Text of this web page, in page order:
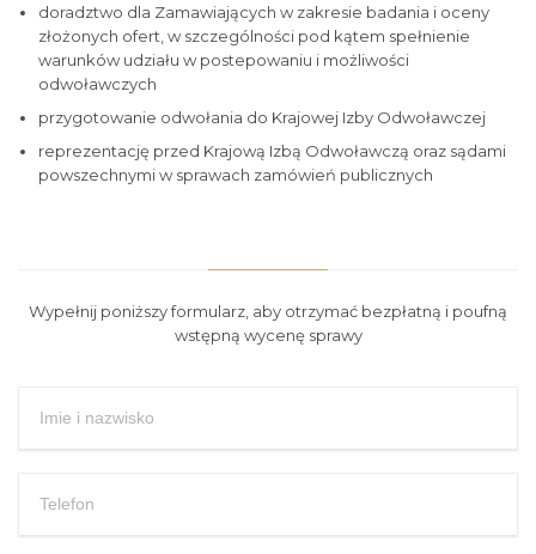
doradztwo dla Zamawiających w zakresie badania i oceny
złożonych ofert, w szczególności pod kątem spełnienie
warunków udziału w postepowaniu i możliwości
odwoławczych
przygotowanie odwołania do Krajowej Izby Odwoławczej
reprezentację przed Krajową Izbą Odwoławczą oraz sądami
powszechnymi w sprawach zamówień publicznych
Wypełnij poniższy formularz, aby otrzymać bezpłatną i poufną
wstępną wycenę sprawy